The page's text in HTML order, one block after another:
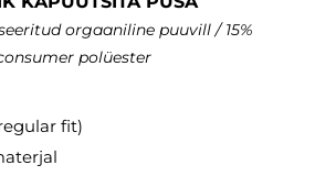
orgaaniline puuvill / 15%
polüester
fit)